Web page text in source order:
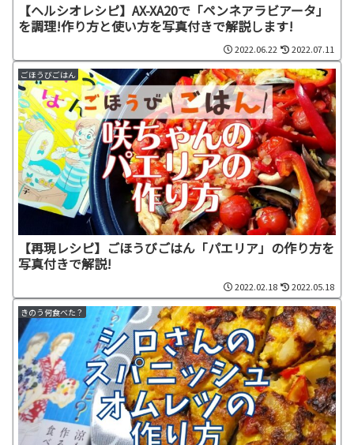
【ヘルシオレシピ】AX-XA20で「ペンネアラビアータ」
を調理!作り方と使い方を写真付きで解説します!
2022.06.22 2022.07.11
ごほうびごはん
【再現レシピ】ごほうびごはん「パエリア」の作り方を
写真付きで解説!
2022.02.18 2022.05.18
きのう何食べた？